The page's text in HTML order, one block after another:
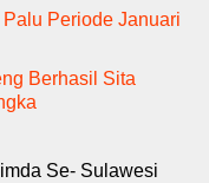
Periode Januari
Berhasil Sita
Se- Sulawesi